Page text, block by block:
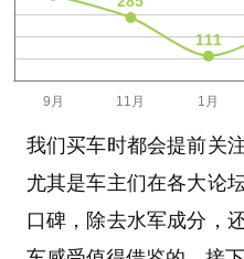
我们买车时都会提前关
尤其是车主们在各大论
口碑，除去水军成分，